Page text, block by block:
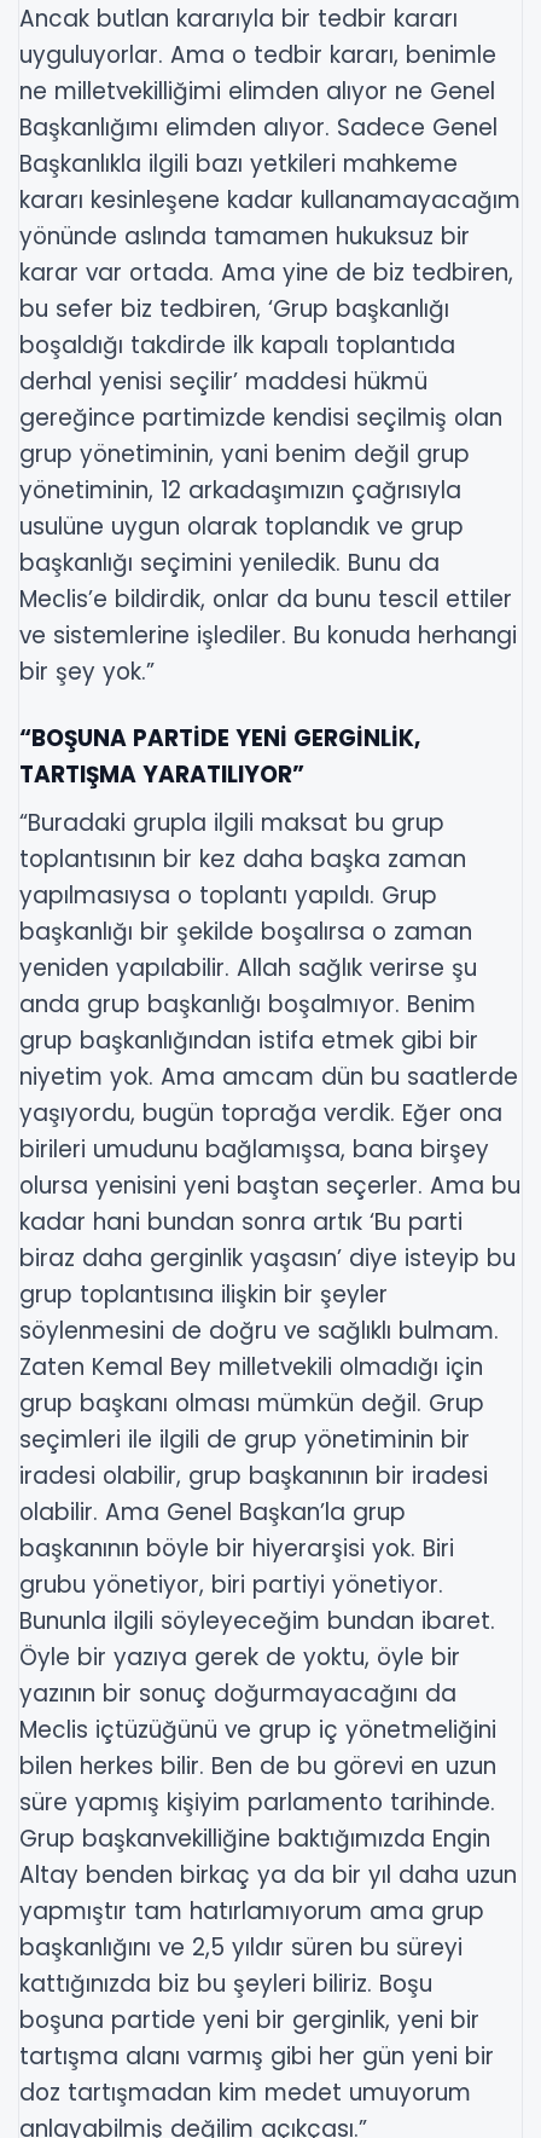
Ancak butlan kararıyla bir tedbir kararı
uyguluyorlar. Ama o tedbir kararı, benimle
ne milletvekilliğimi elimden alıyor ne Genel
Başkanlığımı elimden alıyor. Sadece Genel
Başkanlıkla ilgili bazı yetkileri mahkeme
kararı kesinleşene kadar kullanamayacağım
yönünde aslında tamamen hukuksuz bir
karar var ortada. Ama yine de biz tedbiren,
bu sefer biz tedbiren, ‘Grup başkanlığı
boşaldığı takdirde ilk kapalı toplantıda
derhal yenisi seçilir’ maddesi hükmü
gereğince partimizde kendisi seçilmiş olan
grup yönetiminin, yani benim değil grup
yönetiminin, 12 arkadaşımızın çağrısıyla
usulüne uygun olarak toplandık ve grup
başkanlığı seçimini yeniledik. Bunu da
Meclis’e bildirdik, onlar da bunu tescil ettiler
ve sistemlerine işlediler. Bu konuda herhangi
bir şey yok.”
“BOŞUNA PARTİDE YENİ GERGİNLİK,
TARTIŞMA YARATILIYOR”
“Buradaki grupla ilgili maksat bu grup
toplantısının bir kez daha başka zaman
yapılmasıysa o toplantı yapıldı. Grup
başkanlığı bir şekilde boşalırsa o zaman
yeniden yapılabilir. Allah sağlık verirse şu
anda grup başkanlığı boşalmıyor. Benim
grup başkanlığından istifa etmek gibi bir
niyetim yok. Ama amcam dün bu saatlerde
yaşıyordu, bugün toprağa verdik. Eğer ona
birileri umudunu bağlamışsa, bana birşey
olursa yenisini yeni baştan seçerler. Ama bu
kadar hani bundan sonra artık ‘Bu parti
biraz daha gerginlik yaşasın’ diye isteyip bu
grup toplantısına ilişkin bir şeyler
söylenmesini de doğru ve sağlıklı bulmam.
Zaten Kemal Bey milletvekili olmadığı için
grup başkanı olması mümkün değil. Grup
seçimleri ile ilgili de grup yönetiminin bir
iradesi olabilir, grup başkanının bir iradesi
olabilir. Ama Genel Başkan’la grup
başkanının böyle bir hiyerarşisi yok. Biri
grubu yönetiyor, biri partiyi yönetiyor.
Bununla ilgili söyleyeceğim bundan ibaret.
Öyle bir yazıya gerek de yoktu, öyle bir
yazının bir sonuç doğurmayacağını da
Meclis içtüzüğünü ve grup iç yönetmeliğini
bilen herkes bilir. Ben de bu görevi en uzun
süre yapmış kişiyim parlamento tarihinde.
Grup başkanvekilliğine baktığımızda Engin
Altay benden birkaç ya da bir yıl daha uzun
yapmıştır tam hatırlamıyorum ama grup
başkanlığını ve 2,5 yıldır süren bu süreyi
kattığınızda biz bu şeyleri biliriz. Boşu
boşuna partide yeni bir gerginlik, yeni bir
tartışma alanı varmış gibi her gün yeni bir
doz tartışmadan kim medet umuyorum
anlayabilmiş değilim açıkçası.”